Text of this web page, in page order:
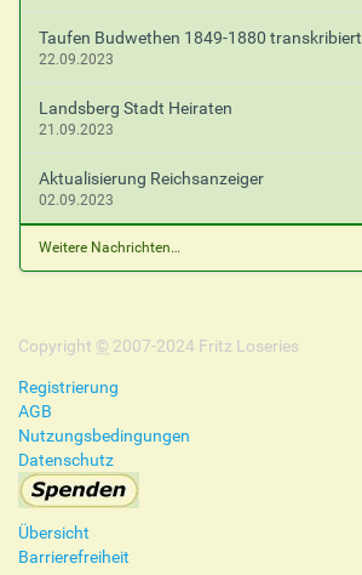
Taufen Budwethen 1849-1880 transkribiert
22.09.2023
Landsberg Stadt Heiraten
21.09.2023
Aktualisierung Reichsanzeiger
02.09.2023
Weitere Nachrichten…
Copyright © 2007-2024 Fritz Loseries
Registrierung
AGB
Nutzungsbedingungen
Datenschutz
Übersicht
Barrierefreiheit